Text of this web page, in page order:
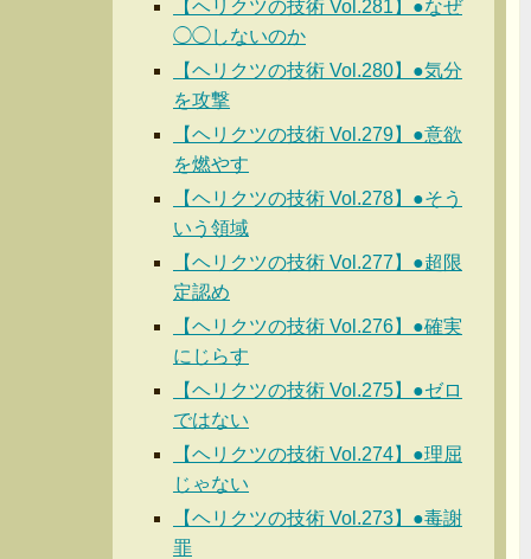
【ヘリクツの技術 Vol.281】●なぜ
◯◯しないのか
【ヘリクツの技術 Vol.280】●気分
を攻撃
【ヘリクツの技術 Vol.279】●意欲
を燃やす
【ヘリクツの技術 Vol.278】●そう
いう領域
【ヘリクツの技術 Vol.277】●超限
定認め
【ヘリクツの技術 Vol.276】●確実
にじらす
【ヘリクツの技術 Vol.275】●ゼロ
ではない
【ヘリクツの技術 Vol.274】●理屈
じゃない
【ヘリクツの技術 Vol.273】●毒謝
罪